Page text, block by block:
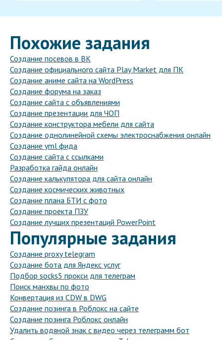
Похожие задания
Создание посевов в ВК
Создание официального сайта Play Market для ПК
Создание аниме сайта на WordPress
Создание форума на заказ
Создание сайта с объявлениями
Создание презентации для ЧОП
Создание конструктора мебели для сайта
Создание однолинейной схемы электроснабжения онлайн
Создание yml фида
Создание сайта с ссылками
Разработка гайда онлайн
Создание калькулятора для сайта онлайн
Создание космических животных
Создание плана БТИ с фото
Создание проекта ПЗУ
Создание лучших презентаций PowerPoint
Популярные задания
Создание proxy telegram
Создание бота для Яндекс услуг
Подбор socks5 прокси для телеграм
Поиск манхвы по фото
Конвертация из CDW в DWG
Создание позинга в Роблокс на сайте
Создание позинга Роблокс онлайн
Удалить водяной знак с видео через телеграмм бот